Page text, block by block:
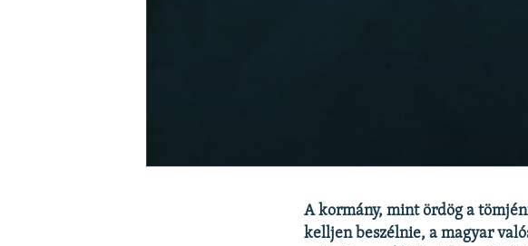
A kormány, mint ördög a
kelljen beszélnie, a magyar